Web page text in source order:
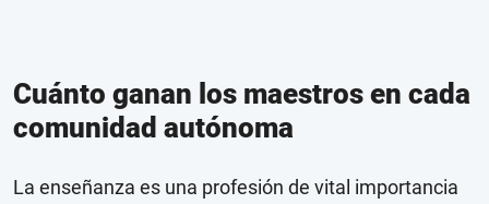
Cuánto ganan los maestros en cada
comunidad autónoma
La enseñanza es una profesión de vital importancia